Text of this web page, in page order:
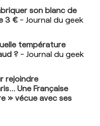
son blanc de
3 € - Journal du geek
température
? - Journal du geek
rejoindre
Une Française
» vécue avec ses